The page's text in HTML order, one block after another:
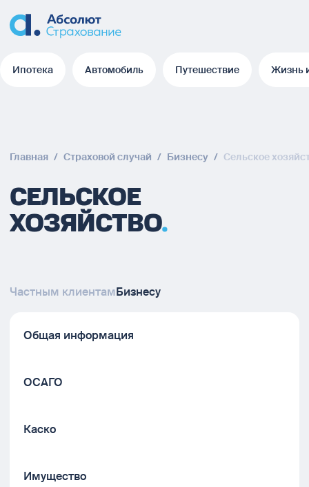
Ипотека Автомобиль Путешествие Жизнь
Главная / Страховой случай / Бизнесу / Сельское
СЕЛЬСКОЕ
ХОЗЯЙСТВО
Частным клиентамБизнесу
Общая информация
ОСАГО
Каско
Имущество